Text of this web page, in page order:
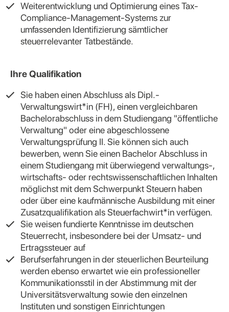
Weiterentwicklung und Optimierung eines Tax-
Compliance-Management-Systems zur
umfassenden Identifizierung sämtlicher
steuerrelevanter Tatbestände.
Ihre Qualifikation
Sie haben einen Abschluss als Dipl.-
Verwaltungswirt*in (FH), einen vergleichbaren
Bachelorabschluss in dem Studiengang "öffentliche
Verwaltung" oder eine abgeschlossene
Verwaltungsprüfung II. Sie können sich auch
bewerben, wenn Sie einen Bachelor Abschluss in
einem Studiengang mit überwiegend verwaltungs-,
wirtschafts- oder rechtswissenschaftlichen Inhalten
möglichst mit dem Schwerpunkt Steuern haben
oder über eine kaufmännische Ausbildung mit einer
Zusatzqualifikation als Steuerfachwirt*in verfügen.
Sie weisen fundierte Kenntnisse im deutschen
Steuerrecht, insbesondere bei der Umsatz- und
Ertragssteuer auf
Berufserfahrungen in der steuerlichen Beurteilung
werden ebenso erwartet wie ein professioneller
Kommunikationsstil in der Abstimmung mit der
Universitätsverwaltung sowie den einzelnen
Instituten und sonstigen Einrichtungen